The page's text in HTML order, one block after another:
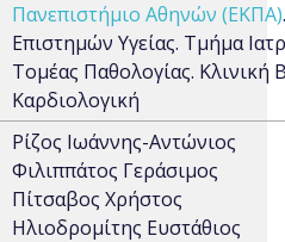
Πανεπιστήμιο Αθηνών (ΕΚΠΑ)
Επιστημών Υγείας. Τμήμα
Τομέας Παθολογίας. Κλινική
Καρδιολογική
Ρίζος Ιωάννης-Αντώνιος
Φιλιππάτος Γεράσιμος
Πίτσαβος Χρήστος
Ηλιοδρομίτης Ευστάθιος